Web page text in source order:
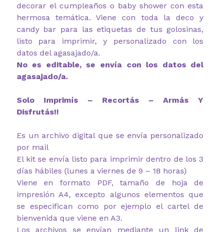
decorar el cumpleaños o baby shower con esta
hermosa temática. Viene con toda la deco y
candy bar para las etiquetas de tus golosinas,
listo para imprimir, y personalizado con los
datos del agasajado/a.
No es editable, se envía con los datos del
agasajado/a.
Solo Imprimís – Recortás – Armás Y
Disfrutás!!
Es un archivo digital que se envía personalizado
por mail
El kit se envía listo para imprimir dentro de los 3
días hábiles (lunes a viernes de 9 – 18 horas)
Viene en formato PDF, tamaño de hoja de
impresión A4, excepto algunos elementos que
se especifican como por ejemplo el cartel de
bienvenida que viene en A3.
Los archivos se envían mediante un link de